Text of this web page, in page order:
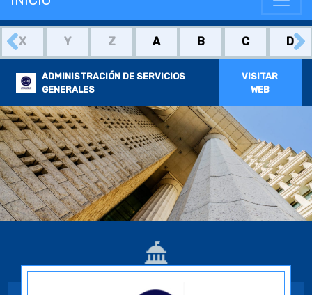
X Y Z A B C D
ADMINISTRACIÓN DE SERVICIOS
GENERALES
VISITAR
WEB